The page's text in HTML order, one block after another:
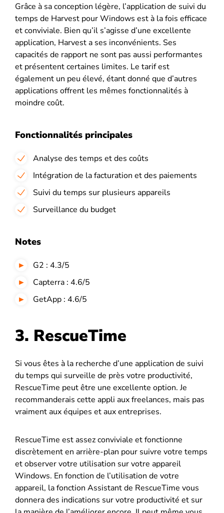
Grâce à sa conception légère, l’application de suivi du
temps de Harvest pour Windows est à la fois efficace
et conviviale. Bien qu’il s’agisse d’une excellente
application, Harvest a ses inconvénients. Ses
capacités de rapport ne sont pas aussi performantes
et présentent certaines limites. Le tarif est
également un peu élevé, étant donné que d’autres
applications offrent les mêmes fonctionnalités à
moindre coût.
Fonctionnalités principales
Analyse des temps et des coûts
Intégration de la facturation et des paiements
Suivi du temps sur plusieurs appareils
Surveillance du budget
Notes
G2 : 4.3/5
Capterra : 4.6/5
GetApp : 4.6/5
3. RescueTime
Si vous êtes à la recherche d’une application de suivi
du temps qui surveille de près votre productivité,
RescueTime peut être une excellente option. Je
recommanderais cette appli aux freelances, mais pas
vraiment aux équipes et aux entreprises.
RescueTime est assez conviviale et fonctionne
discrètement en arrière-plan pour suivre votre temps
et observer votre utilisation sur votre appareil
Windows. En fonction de l’utilisation de votre
appareil, la fonction Assistant de RescueTime vous
donnera des indications sur votre productivité et sur